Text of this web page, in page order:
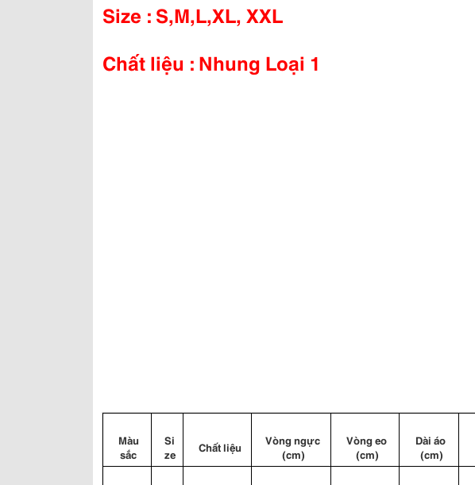
Size : S,M,L,XL, XXL
Chất liệu : Nhung Loại 1
Màu
sắc
Si
ze
Chất liệu
Vòng ngực
(cm)
Vòng eo
(cm)
Dài áo
(cm)